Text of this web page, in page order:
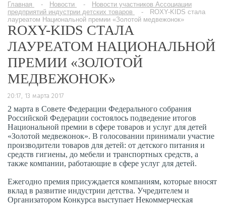
Главная Новости
Новости участников Ассоциации
предприятий индустрии детских товаров
ROXY-KIDS стала
лауреатом Национальной премии «Золотой медвежонок»
ROXY-KIDS СТАЛА
ЛАУРЕАТОМ НАЦИОНАЛЬНОЙ
ПРЕМИИ «ЗОЛОТОЙ
МЕДВЕЖОНОК»
20:17, 13 марта 2017
2 марта в Совете Федерации Федерального собрания
Российской Федерации состоялось подведение итогов
Национальной премии в сфере товаров и услуг для детей
«Золотой медвежонок». В голосовании принимали участие
производители товаров для детей: от детского питания и
средств гигиены, до мебели и транспортных средств, а
также компании, работающие в сфере услуг для детей.
Ежегодно премия присуждается компаниям, которые вносят
вклад в развитие индустрии детства. Учредителем и
Организатором Конкурса выступает Некоммерческая